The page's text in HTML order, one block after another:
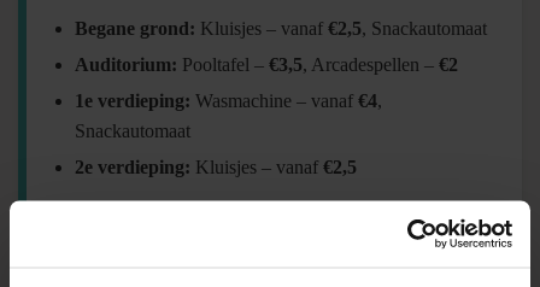
Begane grond: Kluisjes – vanaf €2,5, Snackautomaat
Auditorium: Pooltafel – €3,5, Arcadespellen – €2
1e verdieping: Wasmachine – vanaf €4,
Snackautomaat
2e verdieping: Kluisjes – vanaf €2,5